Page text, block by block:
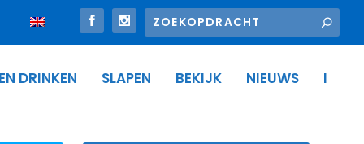
DRINKEN SLAPEN BEKIJK NIEUWS I